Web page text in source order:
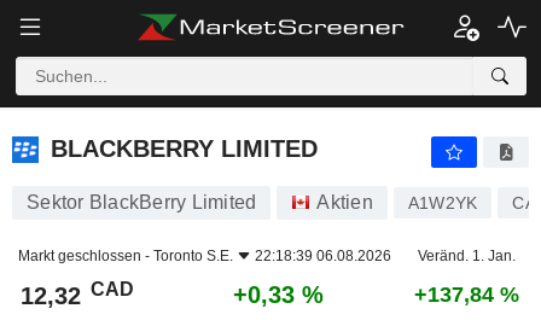
BLACKBERRY LIMITED
BLACKBERRY LIMITED
Sektor BlackBerry Limited Aktien A1W2YK
Markt geschlossen - Toronto S.E. 22:18:39 06.08.2026 Veränd. 1. Jan.
12,32 CAD +0,33 % +137,84 %